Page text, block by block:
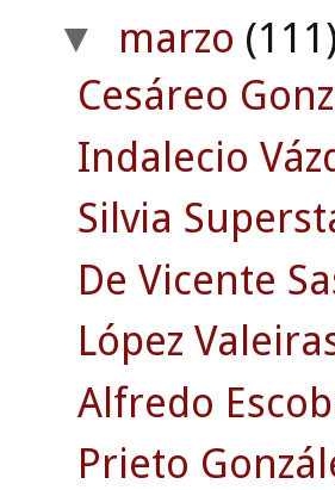
▼ marzo
Cesáreo
Indalecio
Silvia
De Vicente
López
Alfredo
Prieto